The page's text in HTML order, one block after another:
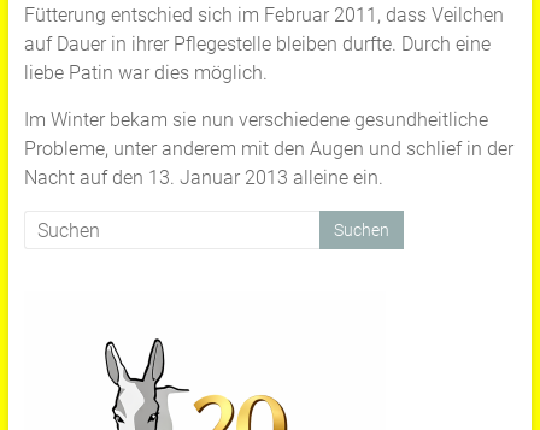
Fütterung entschied sich im Februar 2011, dass Veilchen
auf Dauer in ihrer Pflegestelle bleiben durfte. Durch eine
liebe Patin war dies möglich.
Im Winter bekam sie nun verschiedene gesundheitliche
Probleme, unter anderem mit den Augen und schlief in der
Nacht auf den 13. Januar 2013 alleine ein.